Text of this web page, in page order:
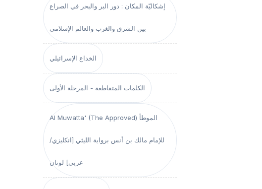
إشكاليّة المكان : دور البر والبحر في الصراع
بين الشرق والغرب والعالم الإسلامي
الخداع الإسرائيلي
الكلمات المتقاطعة - المرحلة الأولى
Al Muwatta' (The Approved) الموطأ
للإمام مالك بن أنس برواية الليثي [انكليزي/
عربي] لونان